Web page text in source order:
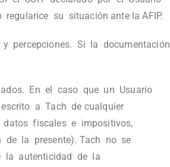
su situación ante la AFIP.
percepciones. Si la documentación
En el caso que un Usuario
a Tach de cualquier
fiscales e impositivos,
la presente). Tach no se
la autenticidad de la